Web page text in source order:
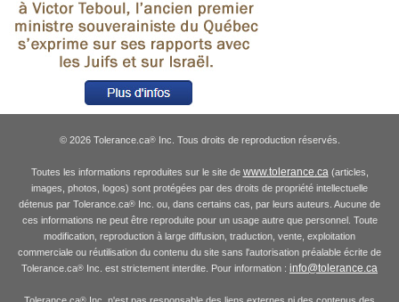
© 2026 Tolerance.ca®Inc. Tous droits de reproduction réservés.
Toutes les informations reproduites sur le site de www.tolerance.ca(articles,
images, photos, logos) sont protégées par des droits de propriété intellectuelle
détenus par Tolerance.ca® Inc. ou, dans certains cas, par leurs auteurs. Aucune de
ces informations ne peut être reproduite pour un usage autre que personnel. Toute
modification, reproduction à large diffusion, traduction, vente, exploitation
commerciale ou réutilisation du contenu du site sans l'autorisation préalable écrite de
Tolerance.ca® Inc. est strictement interdite. Pour information : info@tolerance.ca